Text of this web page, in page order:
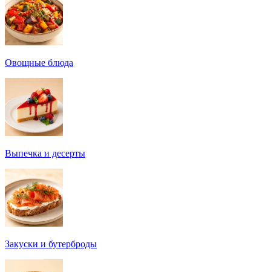
Овощные блюда
Выпечка и десерты
Закуски и бутерброды